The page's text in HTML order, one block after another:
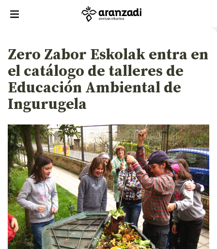
Zero Zabor Eskolak entra en
el catálogo de talleres de
Educación Ambiental de
Ingurugela